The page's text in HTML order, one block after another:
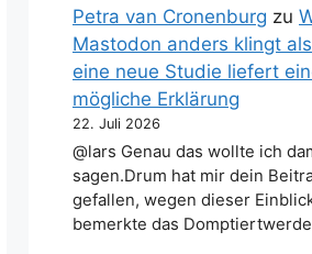
Petra van Cronenburg zu
Mastodon anders klingt
eine neue Studie liefert
mögliche Erklärung
22. Juli 2026
@lars Genau das wollte ich
sagen.Drum hat mir dein
gefallen, wegen dieser
bemerkte das